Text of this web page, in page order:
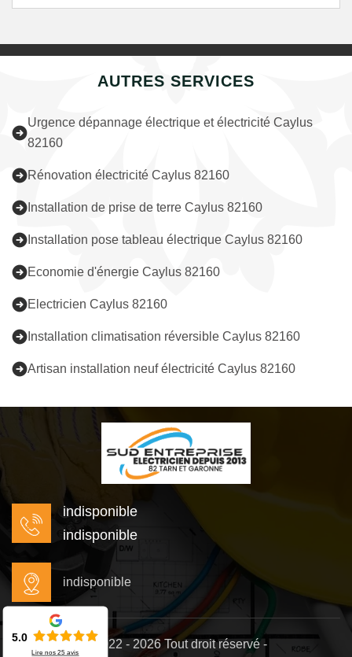
AUTRES SERVICES
Urgence dépannage électrique et électricité Caylus
82160
Rénovation électricité Caylus 82160
Installation de prise de terre Caylus 82160
Installation pose tableau électrique Caylus 82160
Economie d'énergie Caylus 82160
Electricien Caylus 82160
Installation climatisation réversible Caylus 82160
Artisan installation neuf électricité Caylus 82160
indisponible
indisponible
indisponible
©2022 - 2026 Tout droit réservé -
5.0
Lire nos25 avis